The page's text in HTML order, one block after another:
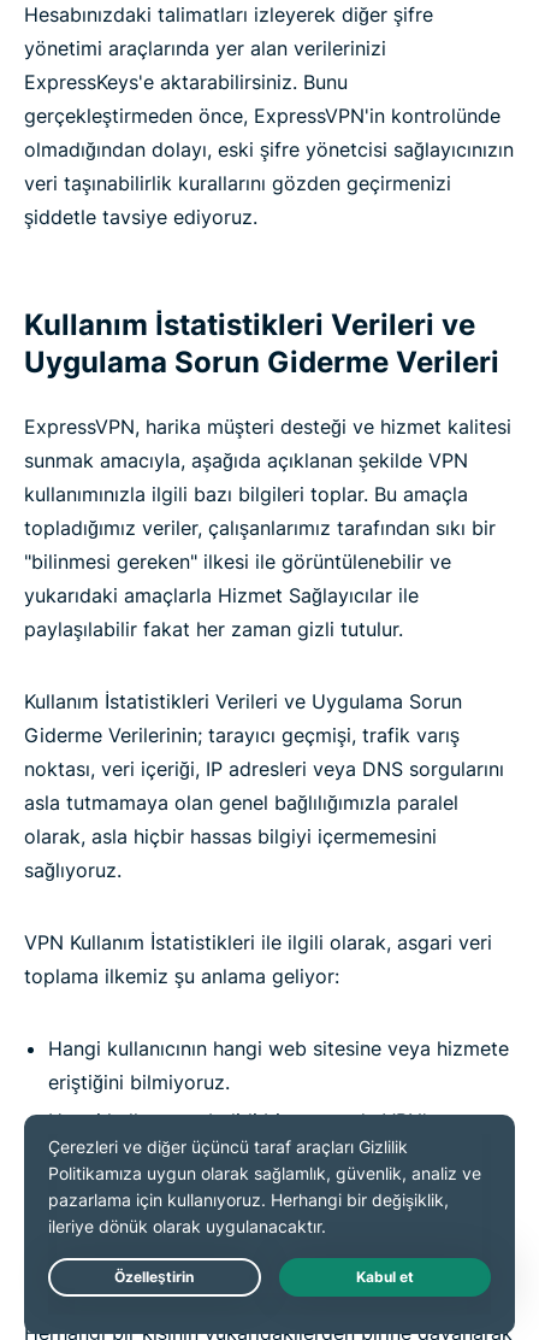
Hesabınızdaki talimatları izleyerek diğer şifre
yönetimi araçlarında yer alan verilerinizi
ExpressKeys'e aktarabilirsiniz. Bunu
gerçekleştirmeden önce, ExpressVPN'in kontrolünde
olmadığından dolayı, eski şifre yönetcisi sağlayıcınızın
veri taşınabilirlik kurallarını gözden geçirmenizi
şiddetle tavsiye ediyoruz.
Kullanım İstatistikleri Verileri ve
Uygulama Sorun Giderme Verileri
ExpressVPN, harika müşteri desteği ve hizmet kalitesi
sunmak amacıyla, aşağıda açıklanan şekilde VPN
kullanımınızla ilgili bazı bilgileri toplar. Bu amaçla
topladığımız veriler, çalışanlarımız tarafından sıkı bir
"bilinmesi gereken" ilkesi ile görüntülenebilir ve
yukarıdaki amaçlarla Hizmet Sağlayıcılar ile
paylaşılabilir fakat her zaman gizli tutulur.
Kullanım İstatistikleri Verileri ve Uygulama Sorun
Giderme Verilerinin; tarayıcı geçmişi, trafik varış
noktası, veri içeriği, IP adresleri veya DNS sorgularını
asla tutmamaya olan genel bağlılığımızla paralel
olarak, asla hiçbir hassas bilgiyi içermemesini
sağlıyoruz.
VPN Kullanım İstatistikleri ile ilgili olarak, asgari veri
toplama ilkemiz şu anlama geliyor:
Hangi kullanıcının hangi web sitesine veya hizmete
eriştiğini bilmiyoruz.
Hangi kullancının belirli bir zamanda VPN'e
bağlandığını veya hangi VPN sunucusu IP
adreslerini kullandığını bilmiyoruz.
Herhangi bir kulanıcının bilgisayarının özgün IP
adreslerini bilmiyoruz.
Herhangi bir kişinin yukarıdakilerden birine dayanarak
Live Chat